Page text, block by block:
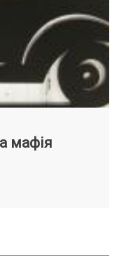
мафія